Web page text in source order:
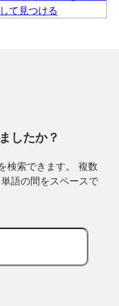
したか？
検索できます。 複数
語の間をスペースで